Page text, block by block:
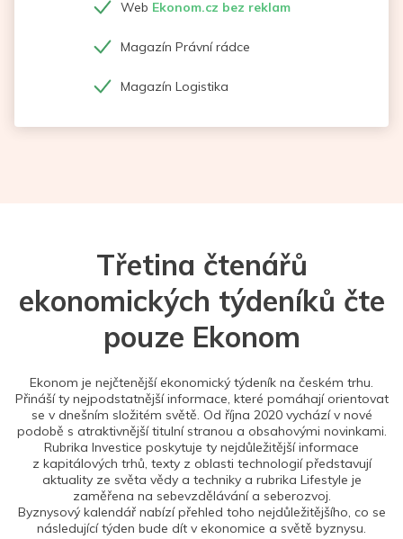
Web Ekonom.cz bez reklam
Magazín Právní rádce
Magazín Logistika
Třetina čtenářů
ekonomických týdeníků čte
pouze Ekonom
Ekonom je nejčtenější ekonomický týdeník na českém trhu.
Přináší ty nejpodstatnější informace, které pomáhají orientovat
se v dnešním složitém světě. Od října 2020 vychází v nové
podobě s atraktivnější titulní stranou a obsahovými novinkami.
Rubrika Investice poskytuje ty nejdůležitější informace
z kapitálových trhů, texty z oblasti technologií představují
aktuality ze světa vědy a techniky a rubrika Lifestyle je
zaměřena na sebevzdělávání a seberozvoj.
Byznysový kalendář nabízí přehled toho nejdůležitějšího, co se
následující týden bude dít v ekonomice a světě byznysu.